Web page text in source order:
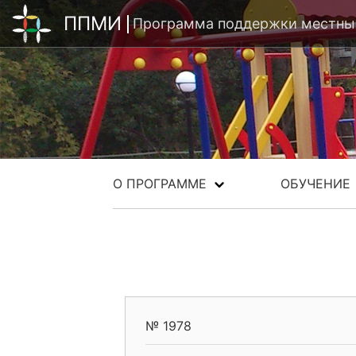
ППМИ Программа поддержки
О ПРОГРАММЕ ОБУЧЕНИЕ
№ 1978